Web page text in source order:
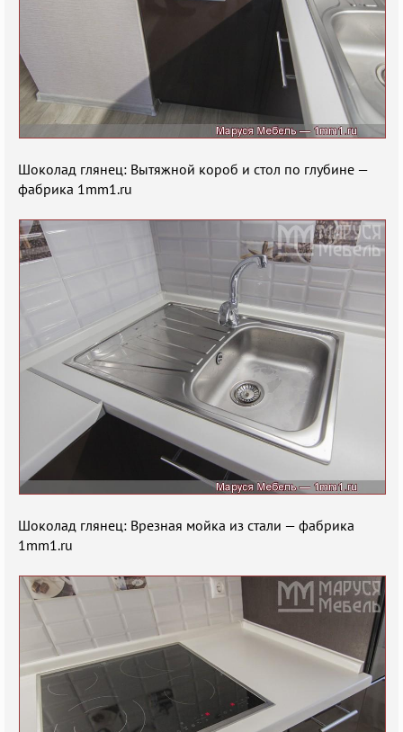
Шоколад глянец: Вытяжной короб и стол по глубине —
фабрика 1mm1.ru
Шоколад глянец: Врезная мойка из стали — фабрика
1mm1.ru